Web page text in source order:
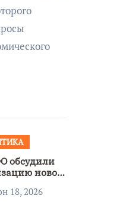
обсудили
новой
18, 2026